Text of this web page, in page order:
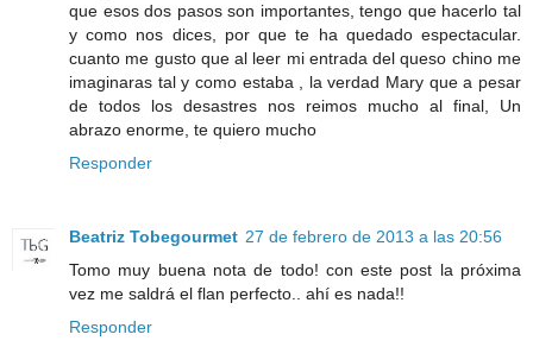
que esos dos pasos son importantes, tengo que hacerlo tal
y como nos dices, por que te ha quedado espectacular.
cuanto me gusto que al leer mi entrada del queso chino me
imaginaras tal y como estaba , la verdad Mary que a pesar
de todos los desastres nos reimos mucho al final, Un
abrazo enorme, te quiero mucho
Responder
Beatriz Tobegourmet 27 de febrero de 2013 a las 20:56
Tomo muy buena nota de todo! con este post la próxima
vez me saldrá el flan perfecto.. ahí es nada!!
Responder